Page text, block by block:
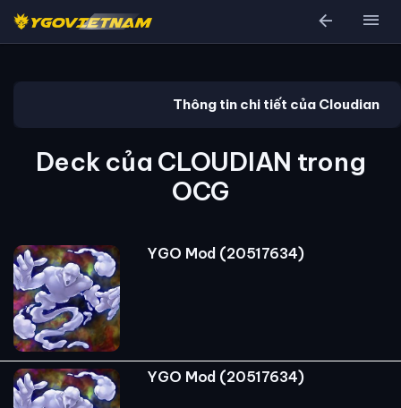
arrow_back menu
Thông tin chi tiết của Cloudian
Deck của CLOUDIAN trong
OCG
YGO Mod (20517634)
YGO Mod (20517634)